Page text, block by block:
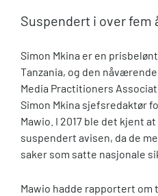
Suspendert i over fem
Simon Mkina er en
Tanzania, og den
Media Practitioners
Simon Mkina sjefsredaktør
Mawio. I 2017 ble det kjent
suspendert avisen, da de
saker som satte nasjonale
Mawio hadde rapportert